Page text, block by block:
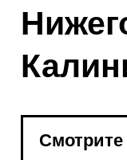
Смотрите